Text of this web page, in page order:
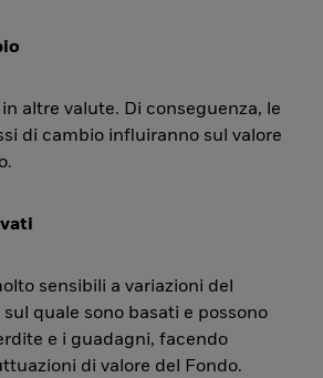
in altre valute. Di conseguenza, le
di cambio influiranno sul valore
sensibili a variazioni del
quale sono basati e possono
e i guadagni, facendo
di valore del Fondo.